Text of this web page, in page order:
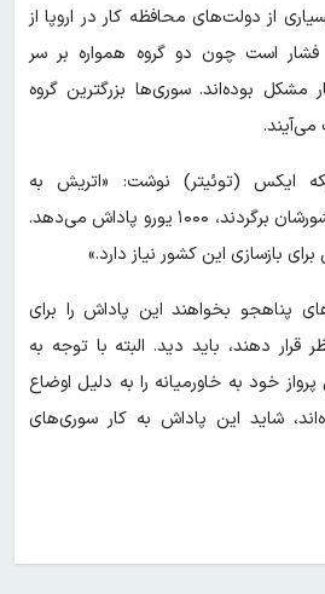
از دولت‌های محافظه کار در اروپا از
است چون دو گروه همواره بر سر
بوده‌اند. سوری‌ها بزرگترین گروه
ایکس (توئیتر) نوشت: «اتریش به
سوری‌هایی که مایلند به کشورشان برگردند، ۱۰۰۰ یورو پاداش می‌دهد.
بازسازی این کشور نیاز دارد.»
پناهجو بخواهند این پاداش را برای
دهند، باید دید. البته با توجه به
خود به خاورمیانه را به دلیل اوضاع
شاید این پاداش به کار سوری‌های